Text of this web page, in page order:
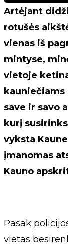
Artėjant
rotušės
vienas iš
mintyse,
vietoje
kauniečiams
save ir savo
kurį
vyksta
įmanomas
Kauno
Pasak
vietas